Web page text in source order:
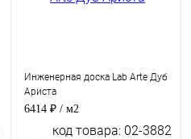
Инженерная доска Lab Arte Дуб
Ариста
6414 ₽ / м2
код товара: 02-3882